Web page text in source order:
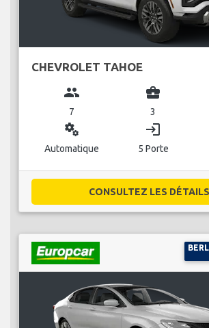
CHEVROLET TAHOE
group
7
business_center
3
miscellaneous_services
Automatique
login
5 Porte
CONSULTEZ LES